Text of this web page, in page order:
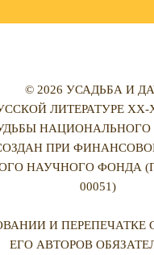
© 2026 УСАДЬБА И
ЛИТЕРАТУРЕ XX-
НАЦИОНАЛЬНОГО
ПРИ
НАУЧНОГО ФОНДА
00051)
И ПЕРЕПЕЧАТКЕ
ЕГО АВТОРОВ